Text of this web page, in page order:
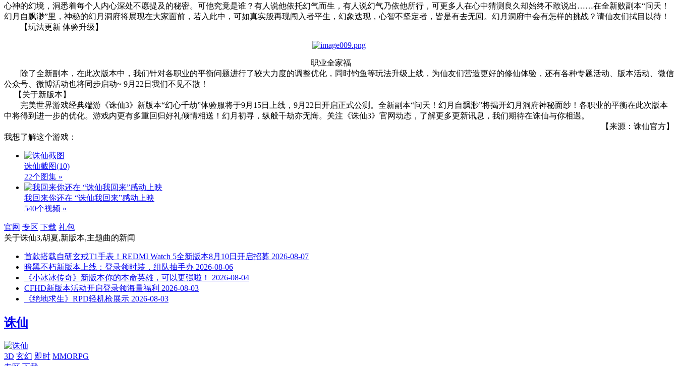
心神的幻境，洞悉着每个人内心深处不愿提及的秘密。可他究竟是谁？有人说他依托幻气而生，有人说幻气乃依他所行，可更多人在心中猜测良久却始终不敢说出……在全新败副本“问天！
幻月自飘渺”里，神秘的幻月洞府将展现在大家面前，若入此中，可如真实般再现闯入者平生，幻象迭现，心智不坚定者，皆是有去无回。幻月洞府中会有怎样的挑战？请仙友们拭目以待！
【玩法更新 体验升级】
职业全家福
除了全新副本，在此次版本中，我们针对各职业的平衡问题进行了较大力度的调整优化，同时钓鱼等玩法升级上线，为仙友们营造更好的修仙体验，还有各种专题活动、版本活动、微信
公众号、微博活动也将同步启动~ 9月22日我们不见不散！
【关于新版本】
完美世界游戏经典端游《诛仙3》新版本“幻心千劫”体验服将于9月15日上线，9月22日开启正式公测。全新副本“问天！幻月自飘渺”将揭开幻月洞府神秘面纱！各职业的平衡在此次版本
中将得到进一步的优化。游戏内更有多重回归好礼倾情相送！幻月初寻，纵般千劫亦无悔。关注《诛仙3》官网动态，了解更多更新讯息，我们期待在诛仙与你相遇。
【来源：诛仙官方】
我想了解这个游戏：
诛仙截图(10)
22个图集 »
我回来你还在 “诛仙我回来”感动上映
540个视频 »
官网 专区 下载 礼包
关于诛仙3,胡夏,新版本,主题曲的新闻
首款搭载自研玄戒T1手表！REDMI Watch 5全新版本8月10日开启招募 2026-08-07
暗黑不朽新版本上线：登录领时装，组队抽手办 2026-08-06
《小冰冰传奇》新版本你的本命英雄，可以更强啦！
2026-08-04
CFHD新版本活动开启登录领海量福利 2026-08-03
《绝地求生》RPD轻机枪展示 2026-08-03
诛仙
3D 玄幻 即时 MMORPG